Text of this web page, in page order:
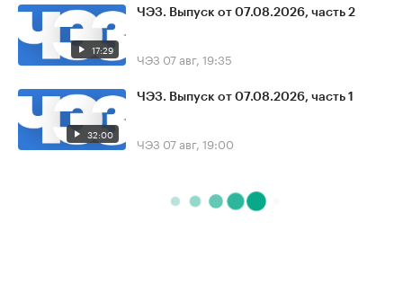
17:29
ЧЭЗ. Выпуск от 07.08.2026, часть 2
ЧЭЗ 07 авг, 19:35
32:00
ЧЭЗ. Выпуск от 07.08.2026, часть 1
ЧЭЗ 07 авг, 19:00